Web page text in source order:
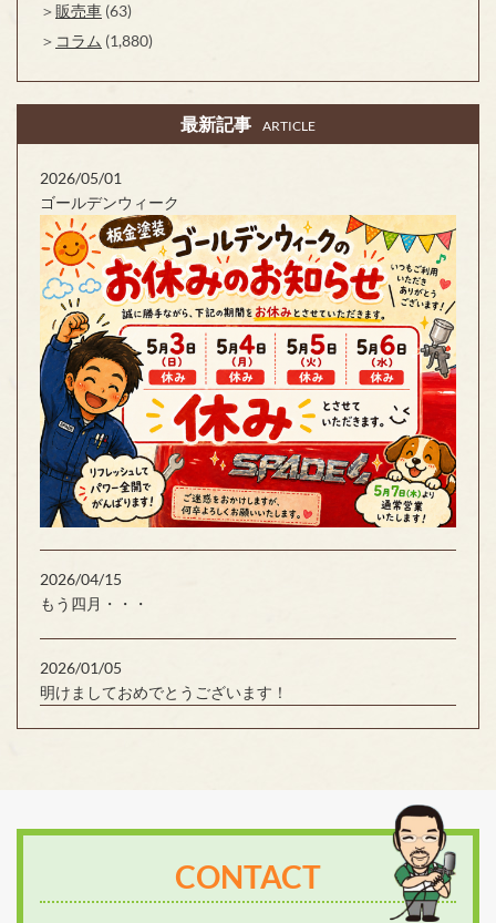
販売車 (63)
コラム (1,880)
最新記事 ARTICLE
2026/05/01
ゴールデンウィーク
2026/04/15
もう四月・・・
2026/01/05
明けましておめでとうございます！
CONTACT